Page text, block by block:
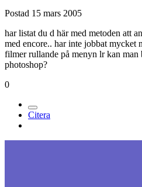
Postad 15 mars 2005
har listat du d här med metoden att
med encore.. har inte jobbat mycket
filmer rullande på menyn lr kan man
photoshop?
0
Citera